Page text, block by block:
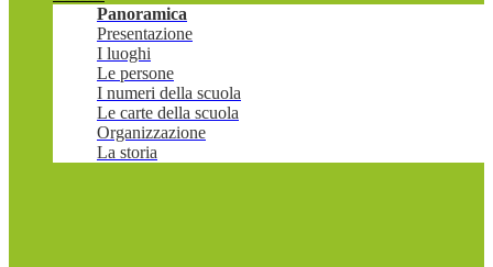
Panoramica
Presentazione
I luoghi
Le persone
I numeri della scuola
Le carte della scuola
Organizzazione
La storia